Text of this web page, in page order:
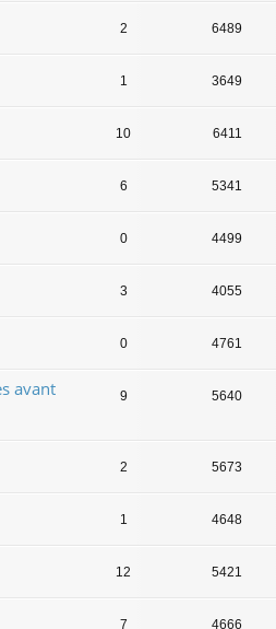
2 6489
1 3649
10 6411
6 5341
0 4499
3 4055
0 4761
avant
9 5640
2 5673
1 4648
12 5421
7 4666